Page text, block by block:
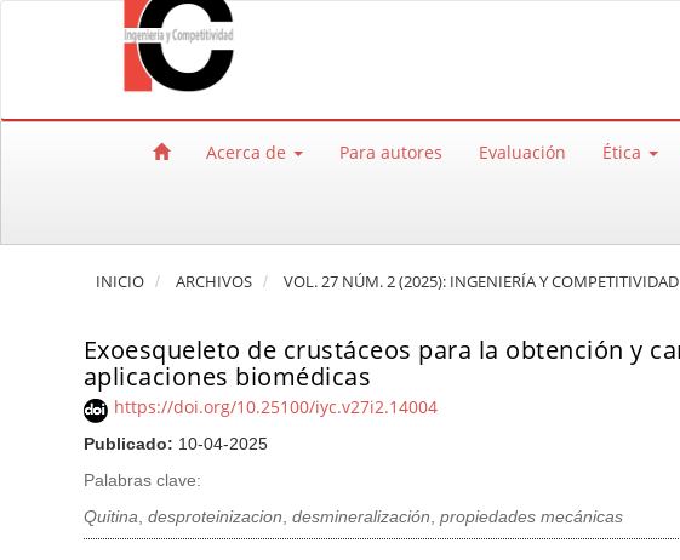
Salto rápido al contenido de la página
Navegación principal
Contenido principal
Acerca de Para autores Evaluación Ética
INICIO ARCHIVOS VOL. 27 NÚM. 2 (2025): INGENIERÍA Y COMPETITIVIDAD
Exoesqueleto de crustáceos para la obtención y
aplicaciones biomédicas
https://doi.org/10.25100/iyc.v27i2.14004
Publicado: 10-04-2025
Palabras clave:
Quitina, desproteinizacion, desmineralización, propiedades mecánicas